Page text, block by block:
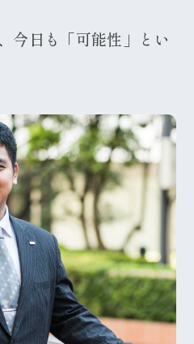
今日も「可能性」とい